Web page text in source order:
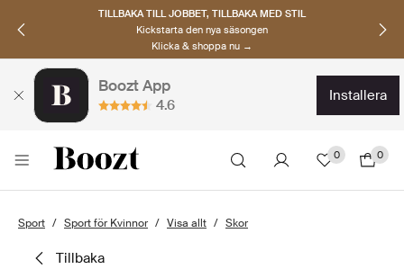
TILLBAKA TILL JOBBET, TILLBAKA MED STIL
Kickstarta den nya säsongen
Klicka & shoppa nu →
Boozt App
4.6
installera
0 0
Sport Sport för Kvinnor Visa allt Skor
tillbaka